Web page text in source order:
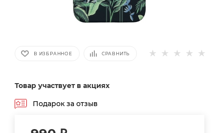
В ИЗБРАННОЕ СРАВНИТЬ
Товар участвует в акциях
Подарок за отзыв